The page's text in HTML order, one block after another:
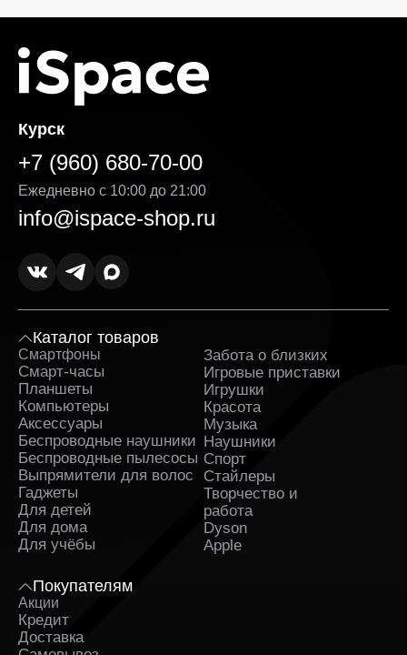
Курск
+7 (960) 680-70-00
Ежедневно с 10:00 до 21:00
info@ispace-shop.ru
Каталог товаров
Смартфоны
Смарт-часы
Планшеты
Компьютеры
Аксессуары
Беспроводные наушники
Беспроводные пылесосы
Выпрямители для волос
Гаджеты
Для детей
Для дома
Для учёбы
Забота о близких
Игровые приставки
Игрушки
Красота
Музыка
Наушники
Спорт
Стайлеры
Творчество и
работа
Dyson
Apple
Покупателям
Акции
Кредит
Доставка